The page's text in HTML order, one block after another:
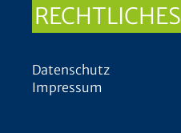
RECHTLICHES
Datenschutz
Impressum